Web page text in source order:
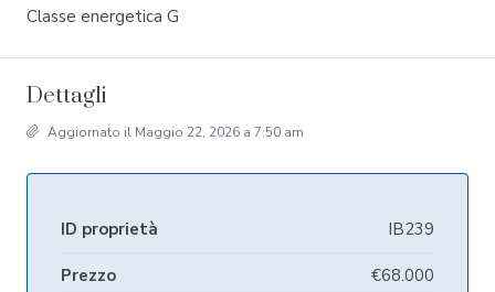
Classe energetica G
Dettagli
Aggiornato il Maggio 22, 2026 a 7:50 am
ID proprietà IB239
Prezzo €68.000